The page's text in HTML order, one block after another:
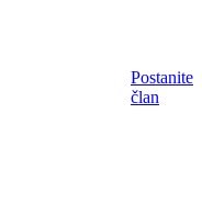
Postanite
član